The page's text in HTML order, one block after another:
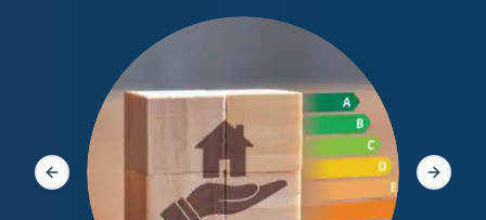
Slide précédente Slide